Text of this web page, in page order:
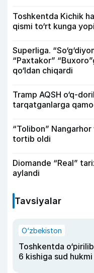
Toshkentda Kichik
qismi to‘rt kunga
Superliga.
“Paxtakor”
qo‘ldan chiqardi
Tramp AQSH o‘q-
tarqatganlarga
“Tolibon”
tortib oldi
Diomande “Real”
aylandi
Tavsiyalar
O‘zbekiston
Toshkentda
6 kishiga sud hukmi